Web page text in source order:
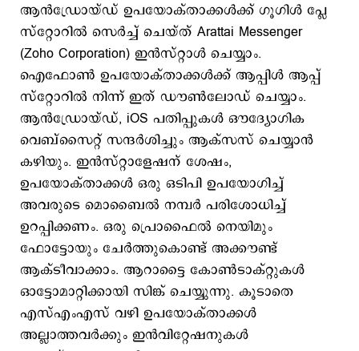
ആൻഡ്രോയ്‌ഡ് ഉപയോക്താക്കൾക്ക് ഗൂഗിൾ പ്ലേ
സ്റ്റോറിൽ സെർച്ച് ചെയ്‌ത് Arattai Messenger
(Zoho Corporation) ഇൻസ്റ്റാൾ ചെയ്യാം.
ഐഫോൺ ഉപയോക്താക്കൾക്ക് ആപ്പിൾ ആപ്പ്
സ്റ്റോറിൽ നിന്ന് ഇത് ഡൗൺലോഡ് ചെയ്യാം.
ആൻഡ്രോയ്‌ഡ്, iOS പതിപ്പുകൾ ഔദ്യോഗിക
വെബ്സൈറ്റ് സന്ദർശിച്ചും ആക്‌സസ് ചെയ്യാൻ
കഴിയും. ഇൻസ്റ്റാളേഷന് ശേഷം,
ഉപയോക്താക്കൾ ഒരു ഒടിപി ഉപയോഗിച്ച്
അവരുടെ മൊബൈൽ നമ്പർ പരിശോധിച്ച്
ഉറപ്പിക്കണം. ഒരു പ്രൊഫൈൽ നെയിമും
ഫോട്ടോയും ചേർത്തുകൊണ്ട് അക്കൗണ്ട്
ആക്‌ടീവാക്കാം. ആറാട്ടൈ കോൺടാക്റ്റുകൾ
ഓട്ടോമാറ്റിക്കായി സിങ്ക് ചെയ്യുന്നു. കൂടാതെ
എസ്എംഎസ് വഴി ഉപയോക്താക്കൾ
അല്ലാത്തവർക്കും ഇൻവിറ്റേഷനുകൾ